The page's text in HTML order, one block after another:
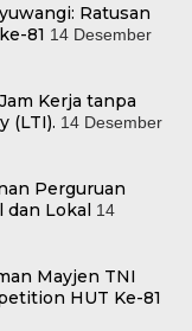
Ratusan
81 14 Desember
Kerja tanpa
(LTI). 14 Desember
Perguruan
dan Lokal 14
Mayjen TNI
HUT Ke-81